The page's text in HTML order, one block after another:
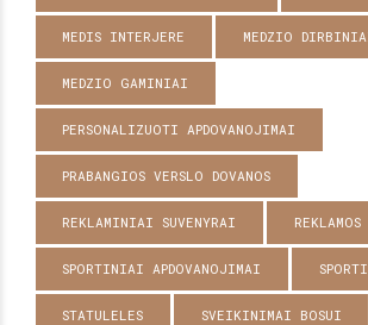
MEDIS INTERJERE MEDZIO
MEDZIO GAMINIAI
PERSONALIZUOTI APDOVANOJIMAI
PRABANGIOS VERSLO DOVANOS
REKLAMINIAI SUVENYRAI REKLAMOS
SPORTINIAI APDOVANOJIMAI
STATULELES SVEIKINIMAI BOSUI